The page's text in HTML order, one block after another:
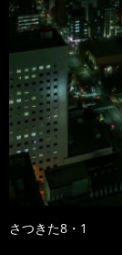
さつきた8・1